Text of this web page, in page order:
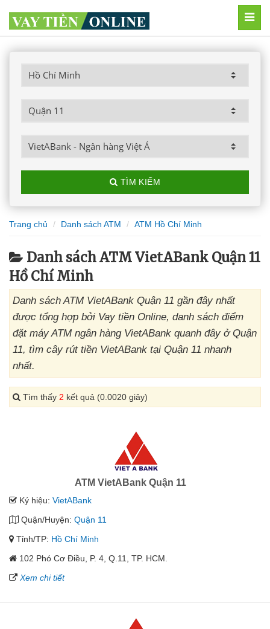
TÌM KIẾM
Trang chủ Danh sách ATM ATM Hồ Chí Minh
Danh sách ATM VietABank Quận 11
Hồ Chí Minh
Danh sách ATM VietABank Quận 11 gần đây nhất
được tổng hợp bởi Vay tiền Online, danh sách điểm
đặt máy ATM ngân hàng VietABank quanh đây ở Quận
11, tìm cây rút tiền VietABank tại Quận 11 nhanh
nhất.
Tìm thấy 2 kết quả (0.0020 giây)
ATM VietABank Quận 11
Ký hiệu: VietABank
Quận/Huyện: Quận 11
Tỉnh/TP: Hồ Chí Minh
102 Phó Cơ Điều, P. 4, Q.11, TP. HCM.
Xem chi tiết